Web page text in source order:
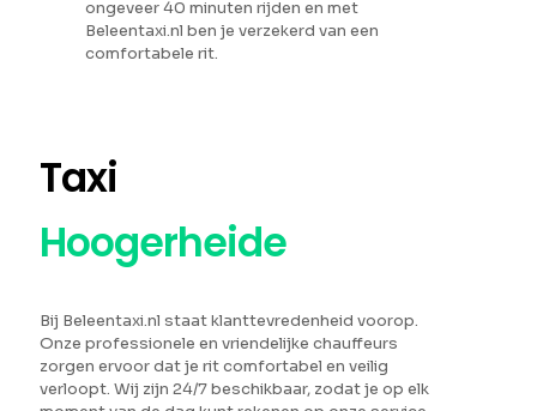
ongeveer 40 minuten rijden en met
Beleentaxi.nl ben je verzekerd van een
comfortabele rit.
Taxi
Hoogerheide
Bij Beleentaxi.nl staat klanttevredenheid voorop.
Onze professionele en vriendelijke chauffeurs
zorgen ervoor dat je rit comfortabel en veilig
verloopt. Wij zijn 24/7 beschikbaar, zodat je op elk